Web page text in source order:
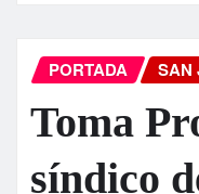
PORTADA SAN
Toma
sí­ndico